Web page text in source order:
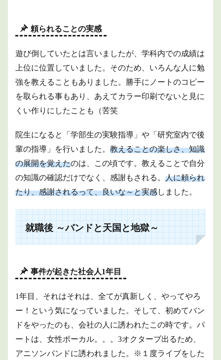
頼られることの実感
遊び倒していたとは言いましたが、学科内での成績は
上位に位置していました。そのため、いろんな人に勉
強を教えることもありました。勝手にノートのコピー
を取られる事もあり、あえてカラー印刷でないと見に
くい作りにしたことも（苦笑
院生になると「学部生の実験指導」や「研究室内で後
輩の指導」を行いました。 教えることの楽しさ、知識
の展開を覚えたのは、この頃です。教えることで自分
の知識の確認だけでなく、感謝もされる。 人に頼られ
たり、感謝されるって、良いな～と実感しました。
就職後 ～バンドと天国と地獄～
事件が起きた社会人1年目
1年目、それはそれは、全てが真新しく、やってやろ
ー！という気になっていました。そして、初めてバン
ドをやったのも、会社の人に誘われたこの時です。パ
ートは、女性ボーカル。。。3オクターブ出るため、
アニソンバンドに誘われました。※１度ライブをした